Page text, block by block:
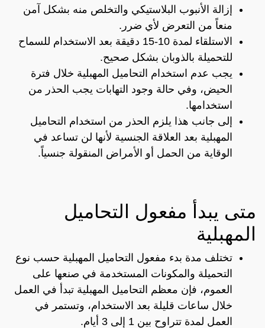
إزالة الأنبوب البلاستيكي والتخلص منه بشكل آمن
منعاً من التعرض لأي ضرر.
الاستلقاء لمدة 10-15 دقيقة بعد الاستخدام للسماح
للتحميلة بالذوبان بشكل صحيح.
يجب عدم استخدام التحاميل المهبلية خلال فترة
الحيض، وفي حالة وجود التهابات يجب الحذر من
استخدامها.
إلى جانب هذا يلزم الحذر من استخدام التحاميل
المهبلية بعد العلاقة الجنسية لأنها لن تساعد في
الوقاية من الحمل أو الأمراض المنقولة جنسياً.
متى يبدأ مفعول التحاميل
المهبلية
تختلف مدة بدء مفعول التحاميل المهبلية حسب نوع
التحميلة والمكونات المستخدمة في صنعها على
العموم، فإن معظم التحاميل المهبلية تبدأ في العمل
خلال ساعات قليلة بعد الاستخدام، وتستمر في
العمل لمدة تتراوح بين 1 إلى 3 أيام.